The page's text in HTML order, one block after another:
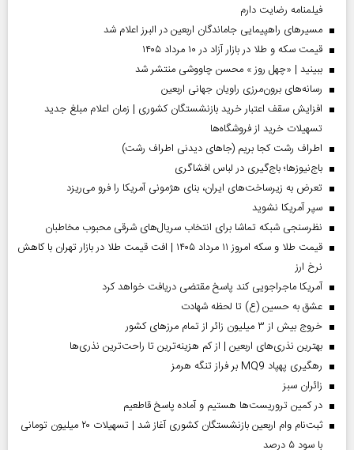
فیلمنامه رضایت دارم
مسیر‌های راهپیمایی جاماندگان اربعین در البرز اعلام شد
قیمت سکه و طلا در بازار آزاد در ۱۰ مرداد ۱۴۰۵
ببینید | «چهل روز » محسن چاووشی منتشر شد
رسانه‌های برون‌مرزی راویان جهانی اربعین
افزایش سقف اعتبار خرید بازنشستگان کشوری | زمان اعلام مبلغ جدید
تسهیلات خرید از فروشگاه‌ها
اطراف رشت کجا بریم (جاهای دیدنی اطراف رشت)
باج‌نیوزها؛ باج‌گیری در لباس افشاگری
تعرض به زیرساخت‌های ایران، بنای هژمونی آمریکا را فرو می‌ریزد
سپر آمریکا نشوید
نظرسنجی شبکه تماشا برای انتخاب سریال‌های شرقی محبوب مخاطبان
قیمت طلا و سکه امروز ۱۱ مرداد ۱۴۰۵ | افت قیمت طلا در بازار تهران با کاهش
نرخ ارز
آمریکا ماجراجویی کند پاسخ مقتضی دریافت خواهد کرد
عشق به حسین (ع) تا لحظه شهادت
خروج بیش از ۳ میلیون زائر از تمام مرز‌های کشور
بهترین نذری‌های اربعین | از کم هزینه‌ترین تا راحت‌ترین نذری‌ها
رهگیری پهپاد MQ9 بر فراز تنگه هرمز
‌زائران سبز
در کمین تروریست‌ها هستیم و آماده پاسخ قاطعیم
ثبت‌نام وام اربعین بازنشستگان کشوری آغاز شد | تسهیلات ۲۰ میلیون تومانی
با سود ۵ درصد